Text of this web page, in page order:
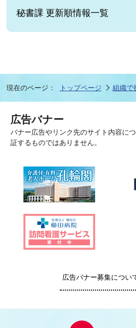
秘書課 更新順情報一覧
現在のページ： トップページ 組織で
広告バナー
バナー広告やリンク先のサイト内容に
証するものではありません。
広告バナー募集につい